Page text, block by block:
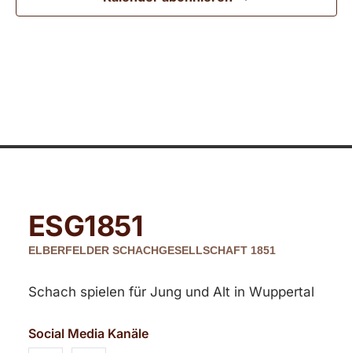
ESG1851
ELBERFELDER SCHACHGESELLSCHAFT 1851
Schach spielen für Jung und Alt in Wuppertal
Social Media Kanäle